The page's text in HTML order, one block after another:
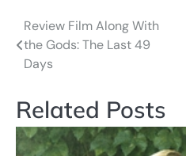
Post
navigation
Review Film Along With
the Gods: The Last 49
Days
Related Posts